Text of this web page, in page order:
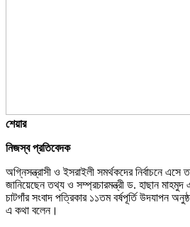
শেয়ার
নিজস্ব প্রতিবেদক
অগ্নিসন্ত্রাসী ও ইসরাইলী সমর্থকদের নির্বাচনে এসে
জানিয়েছেন তথ্য ও সম্প্রচারমন্ত্রী ড. হাছান
চাটগাঁর সংবাদ পত্রিকার ১১তম বর্ষপূর্তি উদযাপন
এ কথা বলেন।